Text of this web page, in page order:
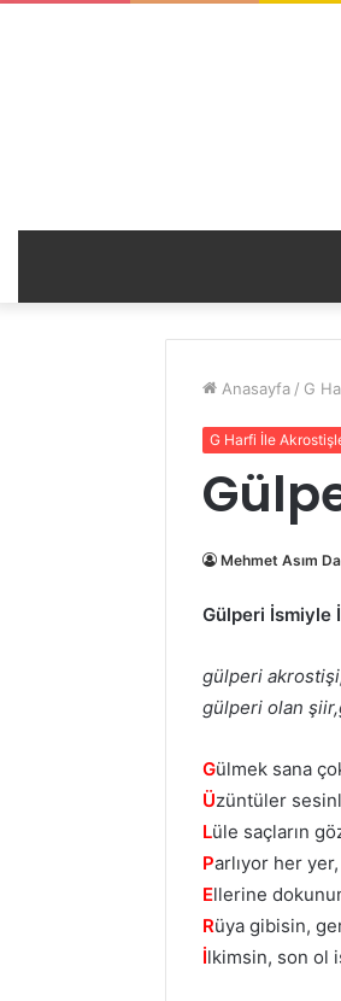
Anasayfa / G
G Harfi İle
Mehmet Asım
Gülperi İsmiyle
gülperi
gülperi olan
Gülmek sana
Üzüntüler
Lüle saçların
Parlıyor her yer,
Ellerine
Rüya gibisin,
İlkimsin, son ol